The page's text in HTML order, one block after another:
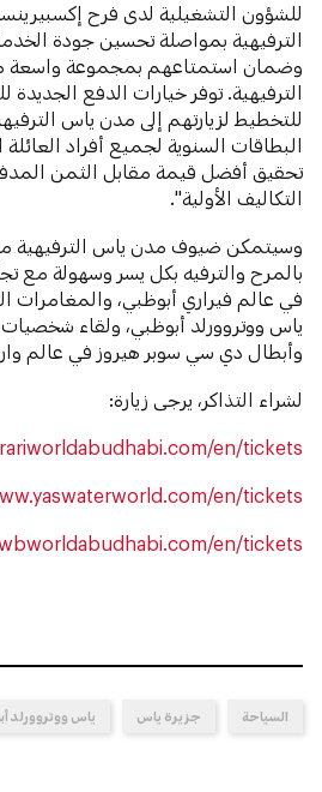
للشؤون التشغيلية لدى فرح
الترفيهية بمواصلة تحسين جودة
وضمان استمتاعهم بمجموعة واسعة
الترفيهية. توفر خيارات الدفع الجديدة
للتخطيط لزيارتهم إلى مدن ياس
البطاقات السنوية لجميع أفراد
تحقيق أفضل قيمة مقابل الثمن
التكاليف الأولية".
وسيتمكن ضيوف مدن ياس الترفيهية
بالمرح والترفيه بكل يسر وسهولة مع
في عالم فيراري أبوظبي، والمغامرات
ياس ووتروورلد أبوظبي، ولقاء
وأبطال دي سي سوبر هيروز في عالم
لشراء التذاكر، يرجى زيارة:
en/tickets
en/tickets
en/tickets
السياحة جزيرة ياس ياس ووتروورلد